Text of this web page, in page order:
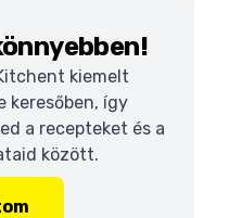
kiemelt
keresőben, így
a recepteket és a
között.